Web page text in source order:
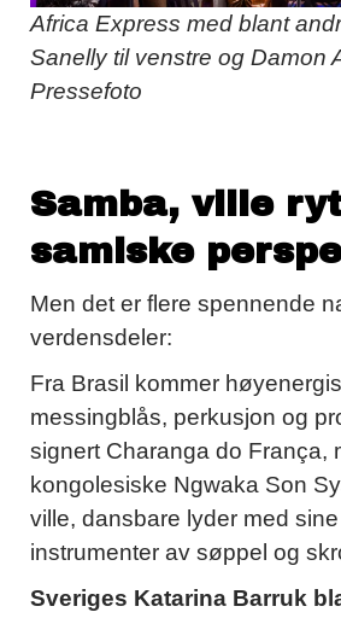
Africa Express med blant
Sanelly til venstre og Damon
Pressefoto
Samba, ville
samiske
Men det er flere spennende
verdensdeler:
Fra Brasil kommer
messingblås, perkusjon og
signert Charanga do França,
kongolesiske Ngwaka Son
ville, dansbare lyder med
instrumenter av søppel og
Sveriges Katarina Barruk